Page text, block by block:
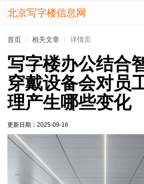
北京写字楼信息网
首页 相关文章 详情页
写字楼办公结合
穿戴设备会对员
理产生哪些变化
更新日期： 2025-09-16